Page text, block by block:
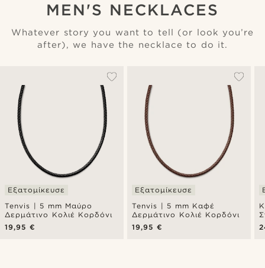
MEN'S NECKLACES
Whatever story you want to tell (or look you’re
after), we have the necklace to do it.
Tenvis | 5 mm Μαύρο
Δερμάτινο Κολιέ Κορδόνι
Εξατομίκευσε
19,95 €
Tenvis | 5 mm Καφέ
Δερμάτινο Κολιέ Κορδόνι
Εξατομίκευσε
19,95 €